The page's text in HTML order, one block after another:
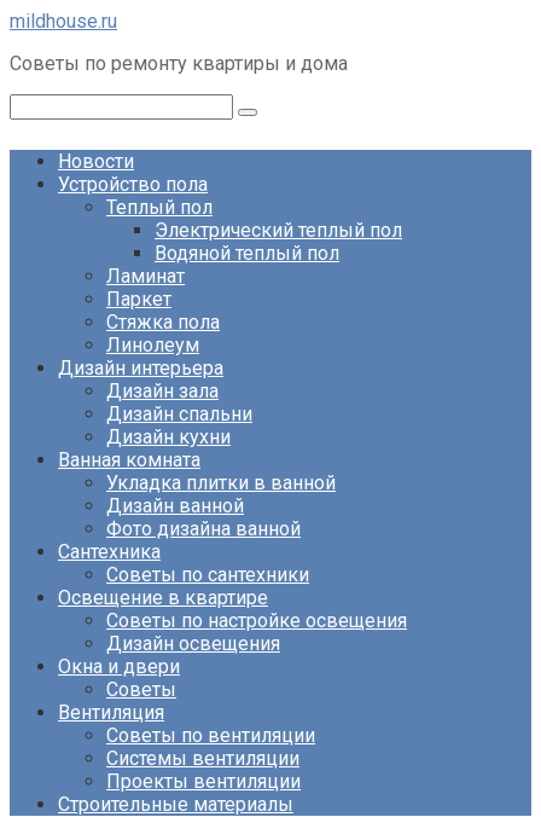
Перейти
контенту
mildhouse.ru
Советы по ремонту квартиры и дома
Новости
Устройство пола
Теплый пол
Электрический теплый пол
Водяной теплый пол
Ламинат
Паркет
Стяжка пола
Линолеум
Дизайн интерьера
Дизайн зала
Дизайн спальни
Дизайн кухни
Ванная комната
Укладка плитки в ванной
Дизайн ванной
Фото дизайна ванной
Сантехника
Советы по сантехники
Освещение в квартире
Советы по настройке освещения
Дизайн освещения
Окна и двери
Советы
Вентиляция
Советы по вентиляции
Системы вентиляции
Проекты вентиляции
Строительные материалы